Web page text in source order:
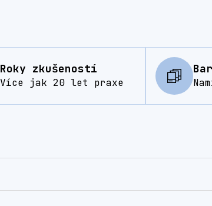
Roky zkušeností
Více jak 20 let praxe